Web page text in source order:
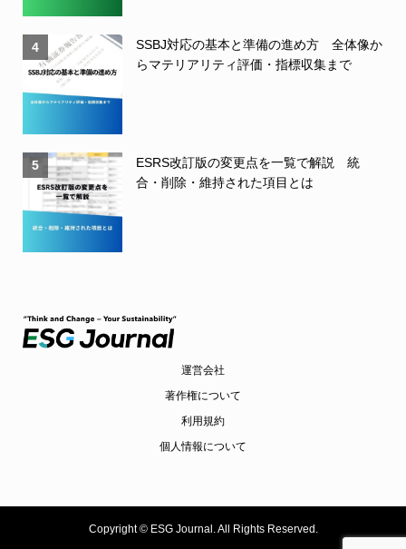
4
SSBJ対応の基本と準備の進め方 全体像か
らマテリアリティ評価・指標収集まで
5
ESRS改訂版の変更点を一覧で解説 統
合・削除・維持された項目とは
運営会社
著作権について
利用規約
個人情報について
Copyright ©ESG Journal. All Rights Reserved.